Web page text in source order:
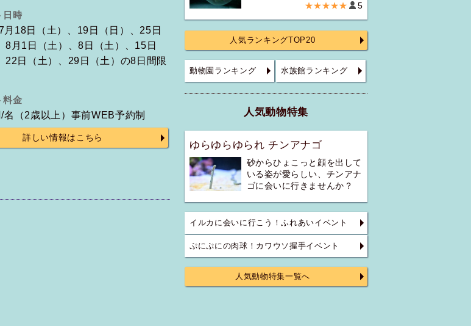
日時
月18日（土）、19日（日）、25日
8月1日（土）、8日（土）、15日
22日（土）、29日（土）の8日間限
料金
名（2歳以上）事前WEB予約制
詳しい情報はこちら
★★★★★ 5
人気ランキングTOP20
動物園ランキング 水族館ランキング
人気動物特集
ゆらゆらゆられ チンアナゴ
砂からひょこっと顔を出して
いる姿が愛らしい、チンアナ
ゴに会いに行きませんか？
イルカに会いに行こう！ふれあいイベント
ぷにぷにの肉球！カワウソ握手イベント
人気動物特集一覧へ